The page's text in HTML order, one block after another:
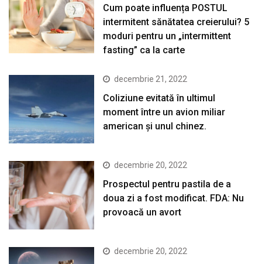
Cum poate influența POSTUL
intermitent sănătatea creierului? 5
moduri pentru un „intermittent
fasting” ca la carte
decembrie 21, 2022
Coliziune evitată în ultimul
moment între un avion miliar
american şi unul chinez.
decembrie 20, 2022
Prospectul pentru pastila de a
doua zi a fost modificat. FDA: Nu
provoacă un avort
decembrie 20, 2022